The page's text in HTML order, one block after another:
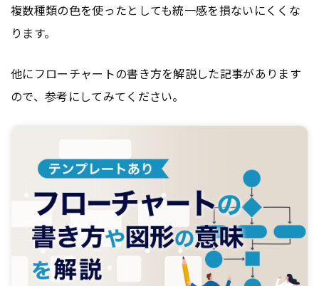
複数種類の色を使ったとしても統一感を損ないにくくな
ります。
他にフローチャートの書き方を解説した記事があります
ので、参考にしてみてください。